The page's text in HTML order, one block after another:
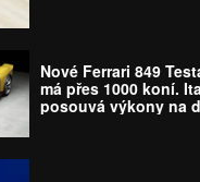
Nové Ferrari 849
má přes 1000 koní.
posouvá výkony na